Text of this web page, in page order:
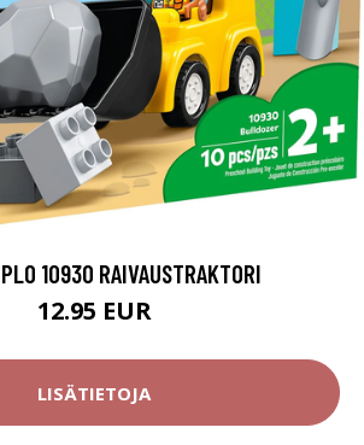
10930 RAIVAUSTRAKTORI
12.95 EUR
LISÄTIETOJA